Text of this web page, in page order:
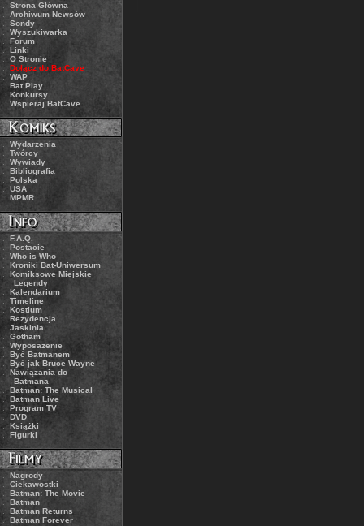
.: Strona Główna
.: Archiwum Newsów
.: Sondy
.:Wyszukiwarka
.: Forum
.: Linki
.: O Stronie
.: Dołącz do BatCave
.: WAP
.: Bat Play
.: Konkursy
.: Wspieraj BatCave
.: Wydarzenia
.: Twórcy
.: Wywiady
.:Bibliografia
.: Polska
.: USA
.: MPMR
.: F.A.Q.
.: Postacie
.: Who is Who
.:Kroniki Bat-Uniwersum
.: Komiksowe Miejskie
Legendy
.: Kalendarium
.: Timeline
.: Kostium
.: Rezydencja
.: Jaskinia
.: Gotham
.:Wyposażenie
.: Być Batmanem
.: Być jak Bruce Wayne
.: Nawiązania do
Batmana
.:Batman: The Musical
.: Batman Live
.: Program TV
.: DVD
.:Książki
.: Figurki
.: Nagrody
.: Ciekawostki
.: Batman: The Movie
.:Batman
.: Batman Returns
.: Batman Forever